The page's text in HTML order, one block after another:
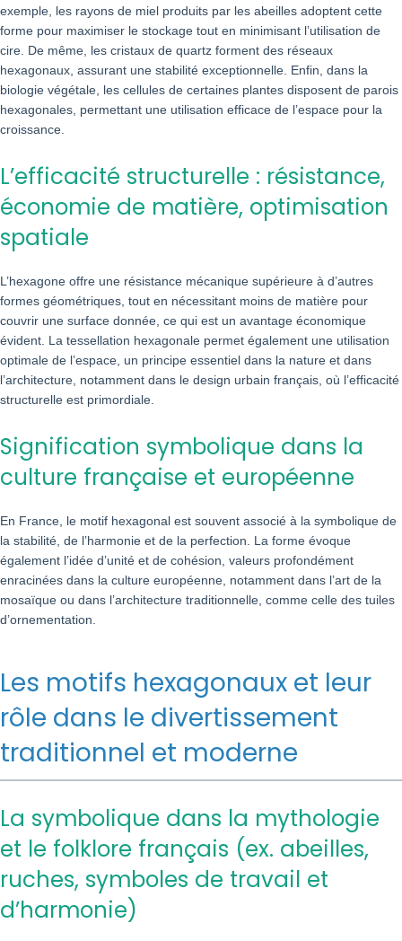
exemple, les rayons de miel produits par les abeilles adoptent cette
forme pour maximiser le stockage tout en minimisant l’utilisation de
cire. De même, les cristaux de quartz forment des réseaux
hexagonaux, assurant une stabilité exceptionnelle. Enfin, dans la
biologie végétale, les cellules de certaines plantes disposent de parois
hexagonales, permettant une utilisation efficace de l’espace pour la
croissance.
L’efficacité structurelle : résistance,
économie de matière, optimisation
spatiale
L’hexagone offre une résistance mécanique supérieure à d’autres
formes géométriques, tout en nécessitant moins de matière pour
couvrir une surface donnée, ce qui est un avantage économique
évident. La tessellation hexagonale permet également une utilisation
optimale de l’espace, un principe essentiel dans la nature et dans
l’architecture, notamment dans le design urbain français, où l’efficacité
structurelle est primordiale.
Signification symbolique dans la
culture française et européenne
En France, le motif hexagonal est souvent associé à la symbolique de
la stabilité, de l’harmonie et de la perfection. La forme évoque
également l’idée d’unité et de cohésion, valeurs profondément
enracinées dans la culture européenne, notamment dans l’art de la
mosaïque ou dans l’architecture traditionnelle, comme celle des tuiles
d’ornementation.
Les motifs hexagonaux et leur
rôle dans le divertissement
traditionnel et moderne
La symbolique dans la mythologie
et le folklore français (ex. abeilles,
ruches, symboles de travail et
d’harmonie)